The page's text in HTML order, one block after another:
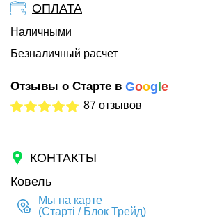
ОПЛАТА
Наличными
Безналичный расчет
Отзывы о Старте в Goog e
87 отзывов
КОНТАКТЫ
Ковель
Мы на карте
(Старті / Блок Трейд)